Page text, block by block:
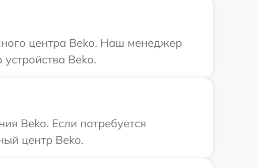
центра Beko. Наш менеджер
Beko.
Beko. Если потребуется
центр Beko.